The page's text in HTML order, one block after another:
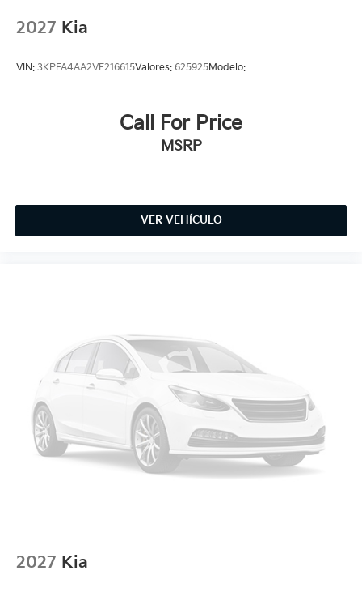
2027 Kia
VIN: 3KPFA4AA2VE216615Valores: 625925Modelo:
Call For Price
MSRP
VER VEHÍCULO
2027 Kia